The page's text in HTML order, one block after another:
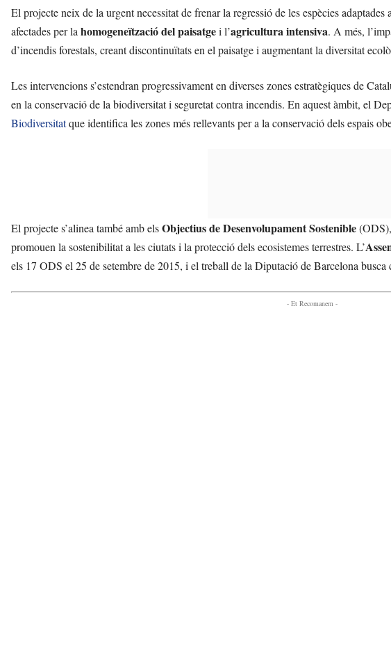
El projecte neix de la urgent necessitat de frenar la regressió de les espècies adaptades
afectades per la homogeneïtzació del paisatgei l’agricultura intensiva. A més,
d’incendis forestals, creant discontinuïtats en el paisatge i augmentant la diversitat
Les intervencions s’estendran progressivament en diverses zones estratègiques de
en la conservació de la biodiversitat i seguretat contra incendis. En aquest àmbit, el
Biodiversitatque identifica les zones més rellevants per a la conservació dels espais
El projecte s’alinea també amb elsObjectius de Desenvolupament Sostenible
promouen la sostenibilitat a les ciutats i la protecció dels ecosistemes terrestres. L’
els 17 ODS el 25 de setembre de 2015, i el treball de la Diputació de Barcelona
- Et Recomanem -